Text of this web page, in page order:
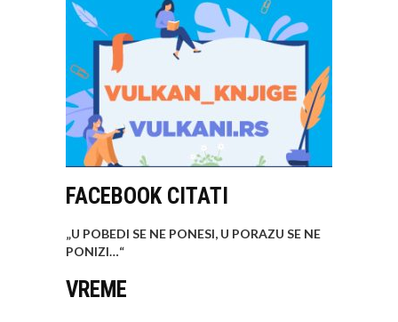
FACEBOOK CITATI
„U POBEDI SE NE PONESI, U PORAZU SE NE
PONIZI…“
VREME